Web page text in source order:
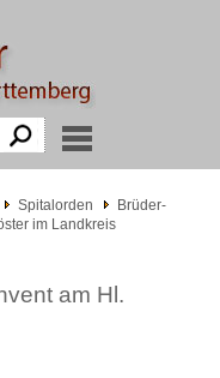
Spitalorden
Brüder-
im Landkreis
am Hl.